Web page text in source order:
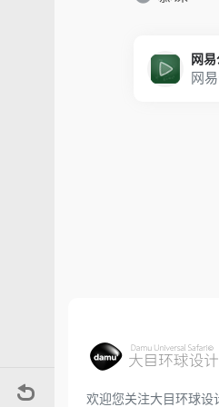
网
欢迎您关注大目环球